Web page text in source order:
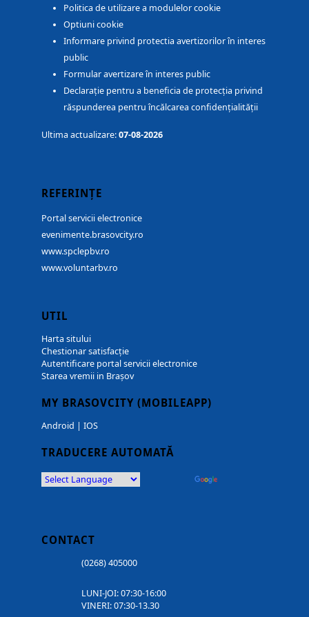
Politica de utilizare a modulelor cookie
Optiuni cookie
Informare privind protectia avertizorilor în interes
public
Formular avertizare în interes public
Declarație pentru a beneficia de protecția privind
răspunderea pentru încălcarea confidențialității
Ultima actualizare:07-08-2026
REFERINȚE
Portal servicii electronice
evenimente.brasovcity.ro
www.spclepbv.ro
www.voluntarbv.ro
UTIL
Harta sitului
Chestionar satisfacție
Autentificare portal servicii electronice
Starea vremii in Brașov
MY BRASOVCITY (MOBILEAPP)
Android | IOS
TRADUCERE AUTOMATĂ
CONTACT
(0268) 405000
LUNI-JOI: 07:30-16:00
VINERI: 07:30-13.30